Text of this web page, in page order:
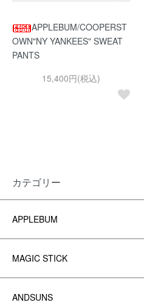
APPLEBUM/COOPERST
OWN"NY YANKEES" SWEAT
PANTS
15,400円(税込)
カテゴリー
APPLEBUM
MAGIC STICK
ANDSUNS